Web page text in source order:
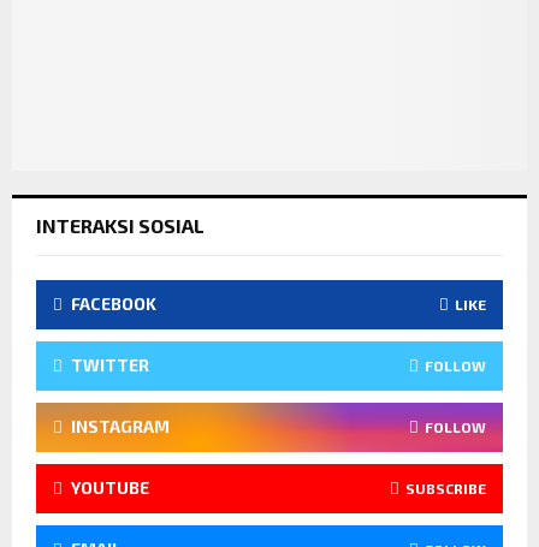
INTERAKSI SOSIAL
FACEBOOK LIKE
TWITTER FOLLOW
INSTAGRAM FOLLOW
YOUTUBE SUBSCRIBE